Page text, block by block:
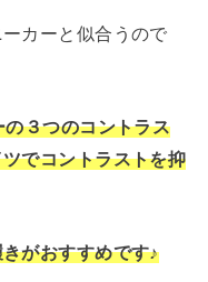
カーと似合うので
３つのコントラス
でコントラストを抑
がおすすめです♪